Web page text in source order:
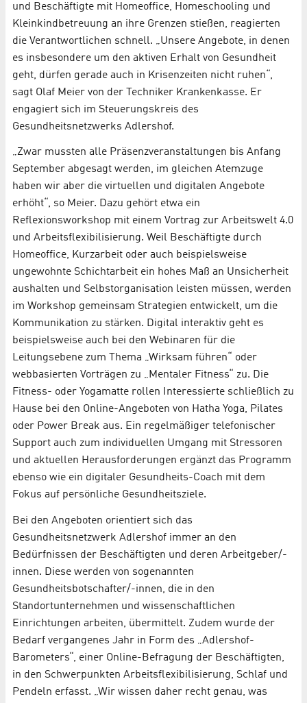
und Beschäftigte mit Homeoffice, Homeschooling und
Kleinkindbetreuung an ihre Grenzen stießen, reagierten
die Verantwortlichen schnell. „Unsere Angebote, in denen
es insbesondere um den aktiven Erhalt von Gesundheit
geht, dürfen gerade auch in Krisenzeiten nicht ruhen“,
sagt Olaf Meier von der Techniker Krankenkasse. Er
engagiert sich im Steuerungskreis des
Gesundheitsnetzwerks Adlershof.
„Zwar mussten alle Präsenzveranstaltungen bis Anfang
September abgesagt werden, im gleichen Atemzuge
haben wir aber die virtuellen und digitalen Angebote
erhöht“, so Meier. Dazu gehört etwa ein
Reflexionsworkshop mit einem Vortrag zur Arbeitswelt 4.0
und Arbeitsflexibilisierung. Weil Beschäftigte durch
Homeoffice, Kurzarbeit oder auch beispielsweise
ungewohnte Schichtarbeit ein hohes Maß an Unsicherheit
aushalten und Selbstorganisation leisten müssen, werden
im Workshop gemeinsam Strategien entwickelt, um die
Kommunikation zu stärken. Digital interaktiv geht es
beispielsweise auch bei den Webinaren für die
Leitungsebene zum Thema „Wirksam führen“ oder
webbasierten Vorträgen zu „Mentaler Fitness“ zu. Die
Fitness- oder Yogamatte rollen Interessierte schließlich zu
Hause bei den Online-Angeboten von Hatha Yoga, Pilates
oder Power Break aus. Ein regelmäßiger telefonischer
Support auch zum individuellen Umgang mit Stressoren
und aktuellen Herausforderungen ergänzt das Programm
ebenso wie ein digitaler Gesundheits-Coach mit dem
Fokus auf persönliche Gesundheitsziele.
Bei den Angeboten orientiert sich das
Gesundheitsnetzwerk Adlershof immer an den
Bedürfnissen der Beschäftigten und deren Arbeitgeber/-
innen. Diese werden von sogenannten
Gesundheitsbotschafter/-innen, die in den
Standortunternehmen und wissenschaftlichen
Einrichtungen arbeiten, übermittelt. Zudem wurde der
Bedarf vergangenes Jahr in Form des „Adlershof-
Barometers“, einer Online-Befragung der Beschäftigten,
in den Schwerpunkten Arbeitsflexibilisierung, Schlaf und
Pendeln erfasst. „Wir wissen daher recht genau, was